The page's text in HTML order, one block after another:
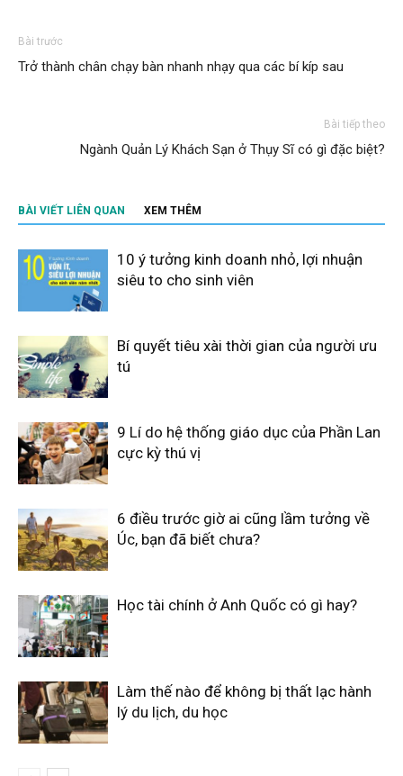
Bài trước
Trở thành chân chạy bàn nhanh nhạy qua các bí kíp sau
Bài tiếp theo
Ngành Quản Lý Khách Sạn ở Thụy Sĩ có gì đặc biệt?
BÀI VIẾT LIÊN QUAN XEM THÊM
10 ý tưởng kinh doanh nhỏ, lợi nhuận
siêu to cho sinh viên
Bí quyết tiêu xài thời gian của người ưu
tú
9 Lí do hệ thống giáo dục của Phần Lan
cực kỳ thú vị
6 điều trước giờ ai cũng lầm tưởng về
Úc, bạn đã biết chưa?
Học tài chính ở Anh Quốc có gì hay?
Làm thế nào để không bị thất lạc hành
lý du lịch, du học